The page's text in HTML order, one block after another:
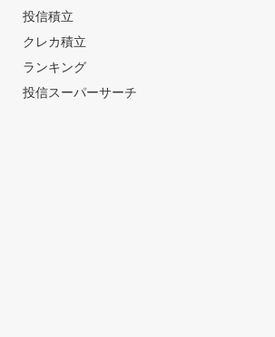
投信積立
クレカ積立
ランキング
投信スーパーサーチ